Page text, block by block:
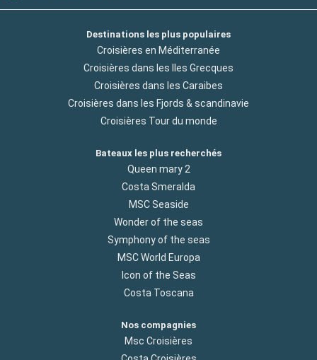
Destinations les plus populaires
Croisières en Méditerranée
Croisières dans les Iles Grecques
Croisières dans les Caraibes
Croisières dans les Fjords & scandinavie
Croisières Tour du monde
Bateaux les plus recherchés
Queen mary 2
Costa Smeralda
MSC Seaside
Wonder of the seas
Symphony of the seas
MSC World Europa
Icon of the Seas
Costa Toscana
Nos compagnies
Msc Croisières